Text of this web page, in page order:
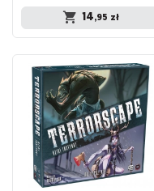
14,95 zł